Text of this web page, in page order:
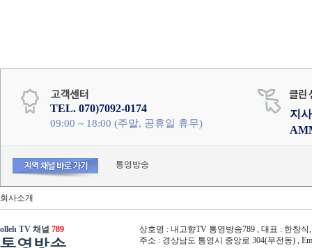
TEL. 070)7092-0174
09:00 ~ 18:00 (주말, 공휴일 휴무)
지
통영방송
회사소개
olleh TV 채널 789
상호명 : 내고향TV 통영방송789 , 대표 : 한창식
주소 : 경상남도 통영시 중앙로 304(무전동) ,